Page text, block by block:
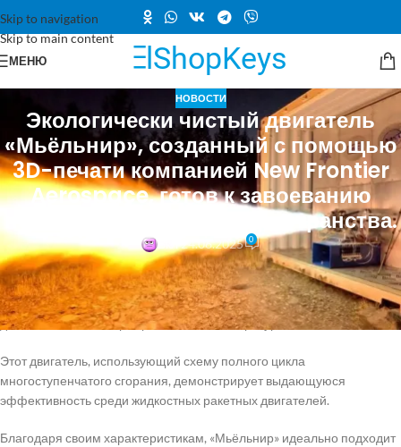
Skip to navigation
Skip to main content
МЕНЮ
НОВОСТИ
Экологически чистый двигатель
«Мьёльнир», созданный с помощью
3D-печати компанией New Frontier
Aerospace, готов к завоеванию
небес и космического пространства.
Вкл 24.06.2025 0
Компания New Frontier Aerospace (NFA), специализирующаяся на
инновациях в области аэрокосмических двигателей, успешно
завершила серию испытаний своего 3D-печатного ракетного
двигателя «Мьёльнир» при высоких температурах.
Этот двигатель, использующий схему полного цикла
многоступенчатого сгорания, демонстрирует выдающуюся
эффективность среди жидкостных ракетных двигателей.
Благодаря своим характеристикам, «Мьёльнир» идеально подходит